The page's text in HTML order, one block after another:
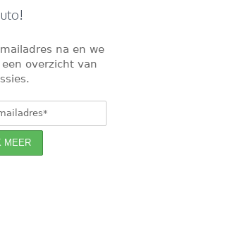
na en we
overzicht van